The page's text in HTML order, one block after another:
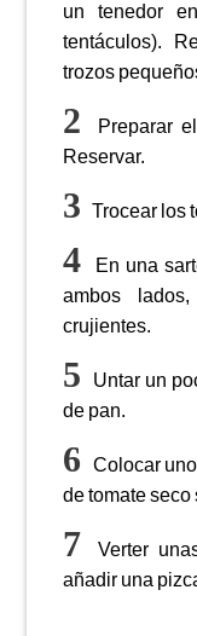
un tenedor
tentáculos).
trozos
Preparar
Reservar.
Trocear los
En una
ambos
crujientes.
Untar un
de pan.
Colocar
de tomate seco
Verter
añadir una